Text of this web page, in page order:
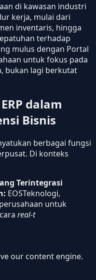
di kawasan industri
kerja, mulai dari
inventaris, hingga
terhadap
mulus dengan Portal
untuk fokus pada
bukan lagi berkutat
dalam
Bisnis
berbagai fungsi
Di konteks
Terintegrasi
EOSTeknologi,
untuk
real-t
our content engine.